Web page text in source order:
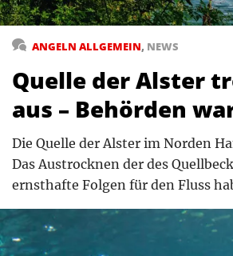
ANGELN ALLGEMEIN, NEWS
Quelle der Alster
aus – Behörden
Die Quelle der Alster im Norden
Das Austrocknen der des
ernsthafte Folgen für den Fluss